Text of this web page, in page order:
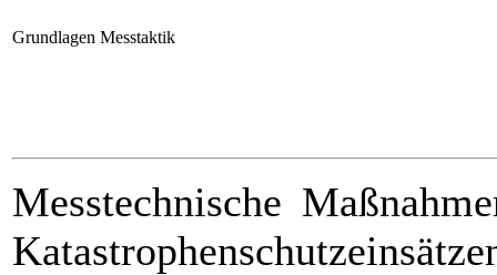
Grundlagen Messtaktik
Messtechnische